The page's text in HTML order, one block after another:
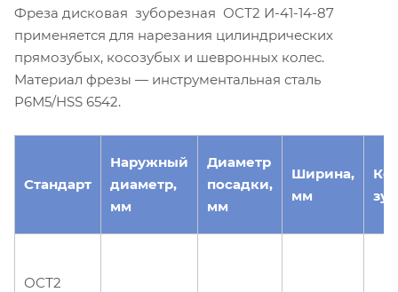
Фреза дисковая зуборезная ОСТ2 И-41-14-87
применяется для нарезания цилиндрических
прямозубых, косозубых и шевронных колес.
Материал фрезы — инструментальная сталь
Р6М5/HSS 6542.
Стандарт
Наружный
диаметр,
мм
Диаметр
посадки,
мм
Ширина,
мм
ОСТ2